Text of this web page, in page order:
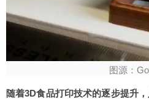
图源：
随着3D食品打印技术的逐步提升